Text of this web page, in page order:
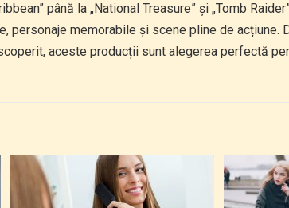
până la „National Treasure” și „Tomb
personaje memorabile și scene pline de acțiune.
aceste producții sunt alegerea perfectă